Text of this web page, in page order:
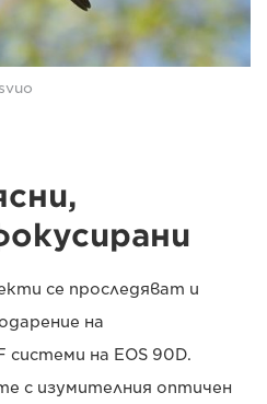
се проследяват и
на
на EOS 90D.
с изумителния оптичен